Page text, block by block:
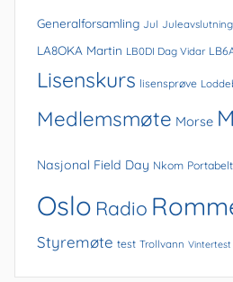
Generalforsamling Jul Juleavslutning
LA8OKA Martin LB0DI Dag Vidar
Lisenskurs lisensprøve
Medlemsmøte Morse
Nasjonal Field Day Nkom
Oslo Radio
Styremøte test Trollvann Vintertest